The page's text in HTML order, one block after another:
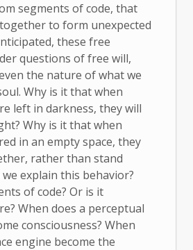
segments of code, that
to form unexpected
these free
questions of free will,
the nature of what we
Why is it that when
left in darkness, they will
Why is it that when
in an empty space, they
rather than stand
explain this behavior?
of code? Or is it
When does a perceptual
consciousness? When
engine become the